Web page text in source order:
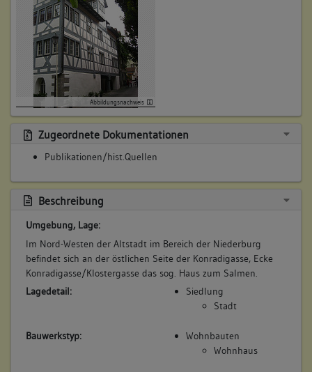
Abbildungsnachweis
Zugeordnete Dokumentationen
Publikationen/hist.Quellen
Beschreibung
Umgebung, Lage:
Im Nord-Westen der Altstadt im Bereich der Niederburg
befindet sich an der östlichen Seite der Konradigasse, Ecke
Konradigasse/Klostergasse das sog. Haus zum Salmen.
Lagedetail:
Siedlung
Stadt
Bauwerkstyp:
Wohnbauten
Wohnhaus